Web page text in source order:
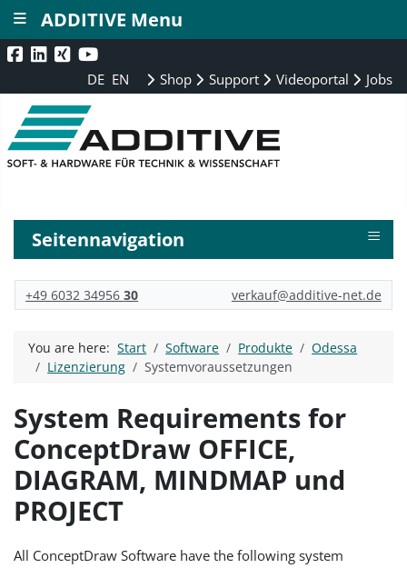
DE EN Shop Support Videoportal Jobs
Seitennavigation ≡
+49 6032 3495630 verkauf@additive-net.de
You are here:Start Software Produkte
Odessa
Lizenzierung
Systemvoraussetzungen
System Requirements for
ConceptDraw OFFICE,
DIAGRAM, MINDMAP und
PROJECT
All ConceptDraw Software have the following system
ADDITIVE Menu
≡